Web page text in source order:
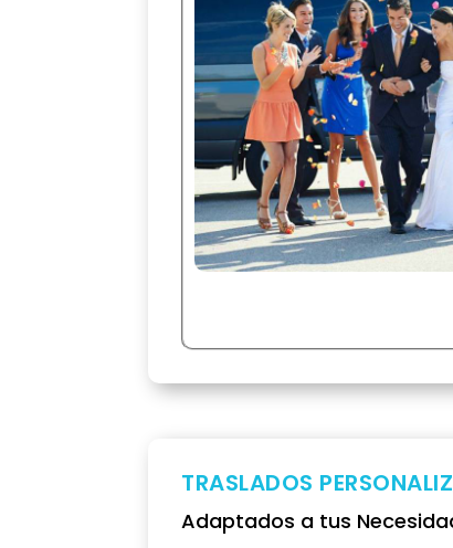
TRASLADOS
Adaptados a tus